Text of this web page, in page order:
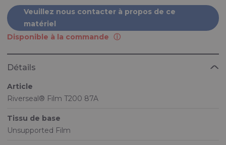
Veuillez nous contacter à propos de ce
matériel
Disponible à la commande
Détails
Article
Riverseal® Film T200 87A
Tissu de base
Unsupported Film